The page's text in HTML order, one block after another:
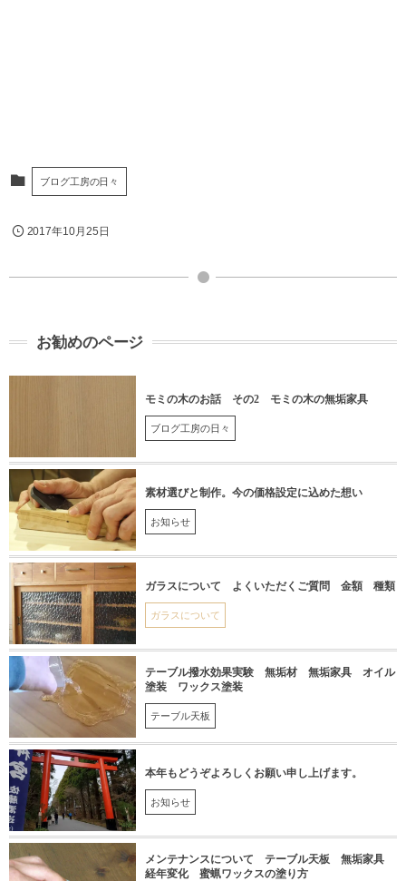
ブログ工房の日々
2017年10月25日
お勧めのページ
モミの木のお話 その2 モミの木の無垢家具
ブログ工房の日々
素材選びと制作。今の価格設定に込めた想い
お知らせ
ガラスについて よくいただくご質問 金額 種類
ガラスについて
テーブル撥水効果実験 無垢材 無垢家具 オイル
塗装 ワックス塗装
テーブル天板
本年もどうぞよろしくお願い申し上げます。
お知らせ
メンテナンスについて テーブル天板 無垢家具
経年変化 蜜蝋ワックスの塗り方